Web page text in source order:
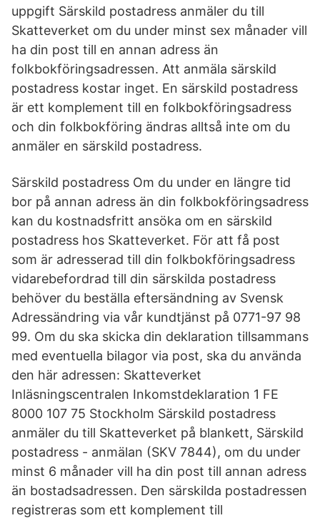
uppgift Särskild postadress anmäler du till
Skatteverket om du under minst sex månader vill
ha din post till en annan adress än
folkbokföringsadressen. Att anmäla särskild
postadress kostar inget. En särskild postadress
är ett komplement till en folkbokföringsadress
och din folkbokföring ändras alltså inte om du
anmäler en särskild postadress.
Särskild postadress Om du under en längre tid
bor på annan adress än din folkbokföringsadress
kan du kostnadsfritt ansöka om en särskild
postadress hos Skatteverket. För att få post
som är adresserad till din folkbokföringsadress
vidarebefordrad till din särskilda postadress
behöver du beställa eftersändning av Svensk
Adressändring via vår kundtjänst på 0771-97 98
99. Om du ska skicka din deklaration tillsammans
med eventuella bilagor via post, ska du använda
den här adressen: Skatteverket
Inläsningscentralen Inkomstdeklaration 1 FE
8000 107 75 Stockholm Särskild postadress
anmäler du till Skatteverket på blankett, Särskild
postadress - anmälan (SKV 7844), om du under
minst 6 månader vill ha din post till annan adress
än bostadsadressen. Den särskilda postadressen
registreras som ett komplement till